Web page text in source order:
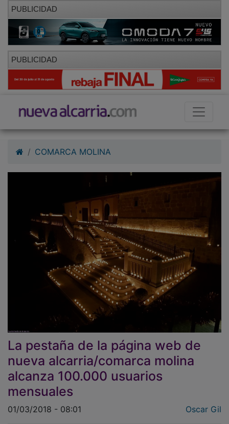
PUBLICIDAD
PUBLICIDAD
La pestaña de la página web de
nueva alcarria/comarca molina
alcanza 100.000 usuarios
mensuales